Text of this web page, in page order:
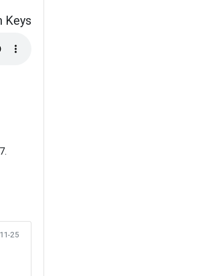
Keys
25